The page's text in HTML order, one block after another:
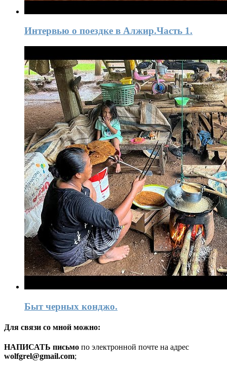
Интервью o поездке в Алжир.Часть 1.
Быт черных конджо.
Для связи со мной можно:
HАПИСАТЬ письмо по электронной почте на адрес
wolfgrel@gmail.com;